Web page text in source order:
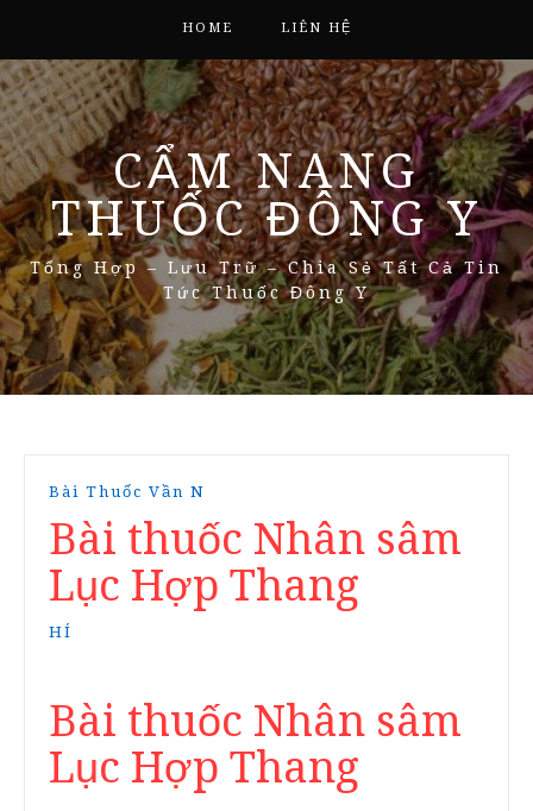
HOME LIÊN HỆ
CẨM NANG
THUỐC ĐÔNG Y
Tổng Hợp – Lưu Trữ – Chia Sẻ Tất Cả Tin
Tức Thuốc Đông Y
Bài Thuốc Vần N
Bài thuốc Nhân sâm
Lục Hợp Thang
HÍ
Bài thuốc Nhân sâm
Lục Hợp Thang